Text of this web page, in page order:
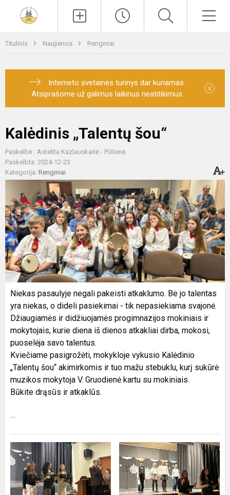
Titulinis Naujienos Renginiai
Interneto svetainės turinys dar kuriamas.
Atsiprašome už galimus laikinus neatitikimus.
×
Kalėdinis „Talentų šou“
Paskelbė : Astelita Kazlauskaitė - Pūtienė
Paskelbta: 2024-12-23
Kategorija: Renginiai
Niekas pasaulyje negali pakeisti atkaklumo. Be jo talentas
yra niekas, o dideli pasiekimai - tik nepasiekiama svajonė.
Džiaugiamės ir didžiuojamės progimnazijos mokiniais ir
mokytojais, kurie diena iš dienos atkakliai dirba, mokosi,
puoselėja savo talentus.
Kviečiame pasigrožėti, mokykloje vykusio Kalėdinio
„Talentų šou“ akimirkomis ir tuo mažu stebuklu, kurį sukūrė
muzikos mokytoja V. Gruodienė kartu su mokiniais.
Būkite drąsūs ir atkaklūs.
--